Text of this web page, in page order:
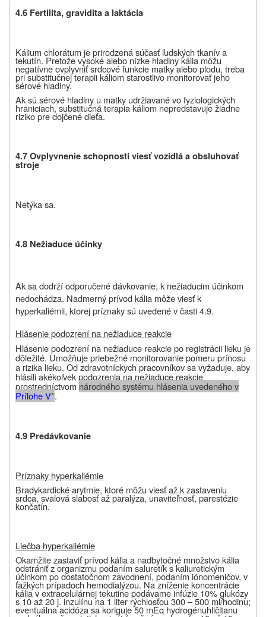
4.6 Fertilita, gravidita a laktácia
Kálium chlorátum je prirodzená súčasť ľudských tkanív a
tekutín. Pretože vysoké alebo nízke hladiny kália môžu
negatívne ovplyvniť srdcové funkcie matky alebo plodu, treba
pri substitučnej terapii káliom starostlivo monitorovať jeho
sérové hladiny.
Ak sú sérové hladiny u matky udržiavané vo fyziologických
hraniciach, substitučná terapia káliom nepredstavuje žiadne
riziko pre dojčené dieťa.
4.7 Ovplyvnenie schopnosti viesť vozidlá a obsluhovať
stroje
Netýka sa.
4.8 Nežiaduce účinky
Ak sa dodrží odporučené dávkovanie, k nežiaducim účinkom
nedochádza. Nadmerný prívod kália môže viesť k
hyperkaliémii, ktorej príznaky sú uvedené v časti 4.9.
Hlásenie podozrení na nežiaduce reakcie
Hlásenie podozrení na nežiaduce reakcie po registrácii lieku je
dôležité. Umožňuje priebežné monitorovanie pomeru prínosu
a rizika lieku. Od zdravotníckych pracovníkov sa vyžaduje, aby
hlásili akékoľvek podozrenia na nežiaduce reakcie
prostredníctvom národného systému hlásenia uvedeného v
Prílohe V*.
4.9 Predávkovanie
Príznaky hyperkaliémie
Bradykardické arytmie, ktoré môžu viesť až k zastaveniu
srdca, svalová slabosť až paralýza, unaviteľnosť, parestézie
končatín.
Liečba hyperkaliémie
Okamžite zastaviť prívod kália a nadbytočné množstvo kália
odstrániť z organizmu podaním saluretík s kaliuretickým
účinkom po dostatočnom zavodnení, podaním iónomeničov, v
ťažkých prípadoch hemodialýzou. Na zníženie koncentrácie
kália v extracelulárnej tekutine podávame infúzie 10% glukózy
s 10 až 20 j. inzulínu na 1 liter rýchlosťou 300 – 500 ml/hodinu;
eventuálna acidóza sa koriguje 50 mEq hydrogénuhličitanu